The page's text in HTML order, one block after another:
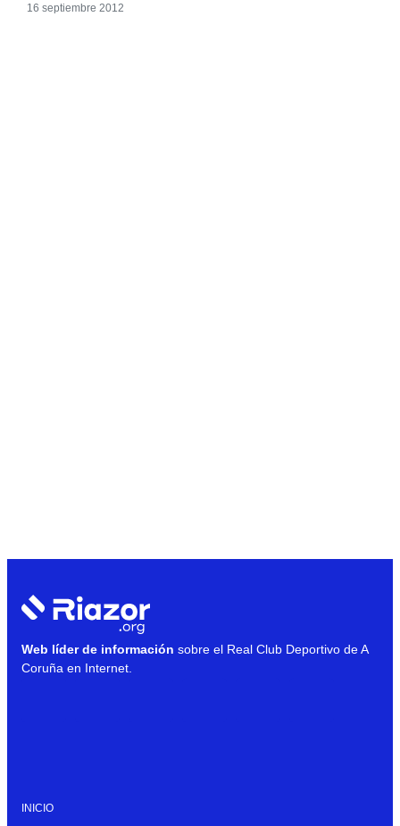
16 septiembre 2012
Web líder de información sobre el Real Club Deportivo de A
Coruña en Internet.
INICIO